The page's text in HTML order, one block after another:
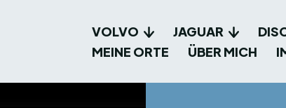
VOLVO JAGUAR
MEINE ORTE
ÜBER MICH